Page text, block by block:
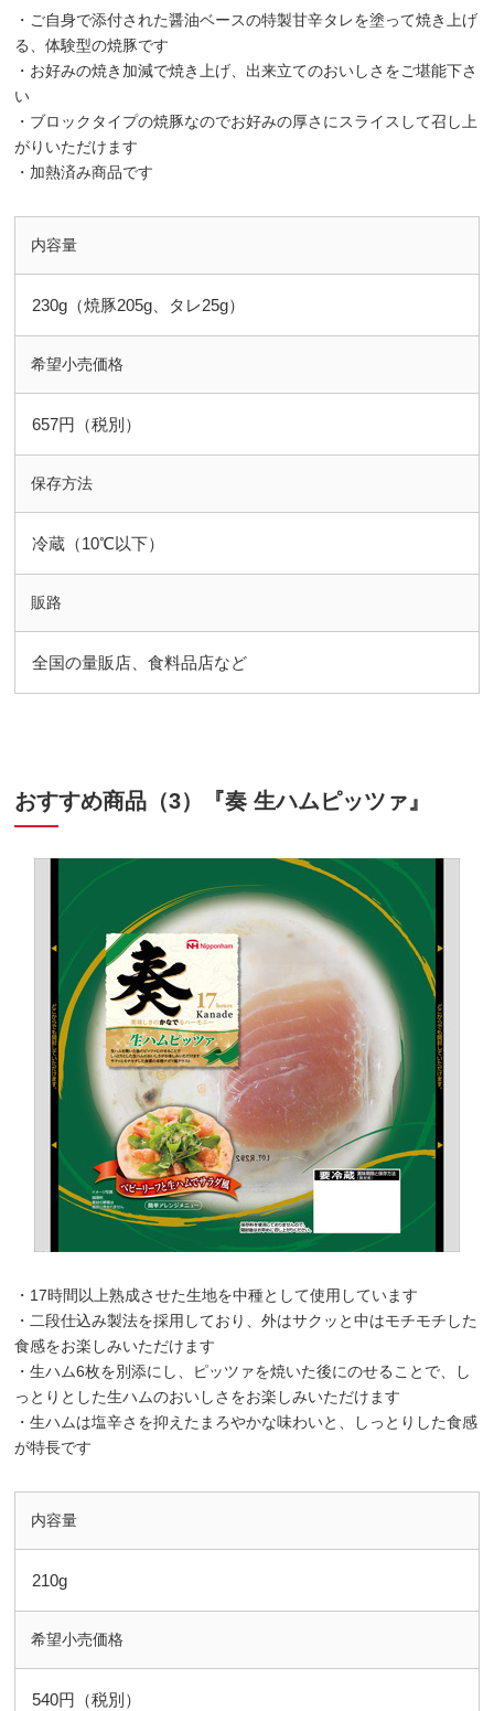
・ご自身で添付された醤油ベースの特製甘辛タレを塗って焼き上げ
る、体験型の焼豚です
・お好みの焼き加減で焼き上げ、出来立てのおいしさをご堪能下さ
い
・ブロックタイプの焼豚なのでお好みの厚さにスライスして召し上
がりいただけます
・加熱済み商品です
内容量
230g（焼豚205g、タレ25g）
希望小売価格
657円（税別）
保存方法
冷蔵（10℃以下）
販路
全国の量販店、食料品店など
おすすめ商品（3）『奏 生ハムピッツァ』
・17時間以上熟成させた生地を中種として使用しています
・二段仕込み製法を採用しており、外はサクッと中はモチモチした
食感をお楽しみいただけます
・生ハム6枚を別添にし、ピッツァを焼いた後にのせることで、し
っとりとした生ハムのおいしさをお楽しみいただけます
・生ハムは塩辛さを抑えたまろやかな味わいと、しっとりした食感
が特長です
内容量
210g
希望小売価格
540円（税別）